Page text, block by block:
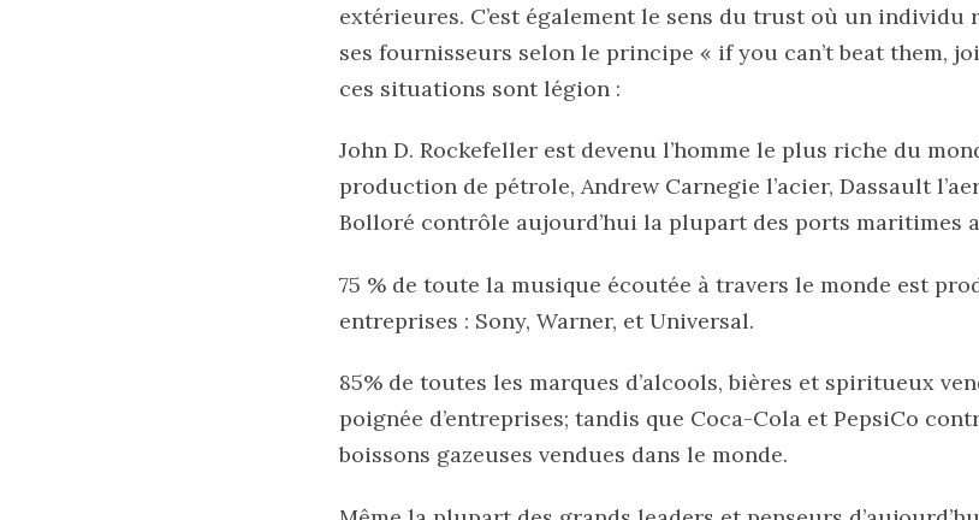
extérieures. C’est également le sens du trust où un individu
ses fournisseurs selon le principe « if you can’t beat them,
ces situations sont légion :
John D. Rockefeller est devenu l’homme le plus riche du
production de pétrole, Andrew Carnegie l’acier, Dassault
Bolloré contrôle aujourd’hui la plupart des ports maritimes
75 % de toute la musique écoutée à travers le monde est
entreprises : Sony, Warner, et Universal.
85% de toutes les marques d’alcools, bières et spiritueux
poignée d’entreprises; tandis que Coca-Cola et PepsiCo
boissons gazeuses vendues dans le monde.